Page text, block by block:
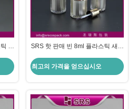
손
SRS 핫 판매 빈 8ml 플라스틱 새집
최고의 가격을 얻으십시오